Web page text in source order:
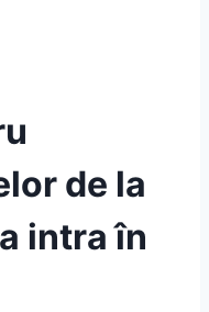
de la
intra în